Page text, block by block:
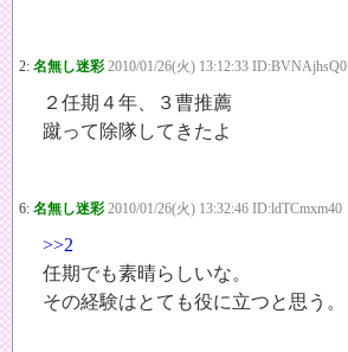
2: 名無し迷彩 2010/01/26(火) 13:12:33 ID:BVNAjhsQ0
２任期４年、３曹推薦
蹴って除隊してきたよ
6: 名無し迷彩 2010/01/26(火) 13:32:46 ID:ldTCmxm40
>>2
任期でも素晴らしいな。
その経験はとても役に立つと思う。